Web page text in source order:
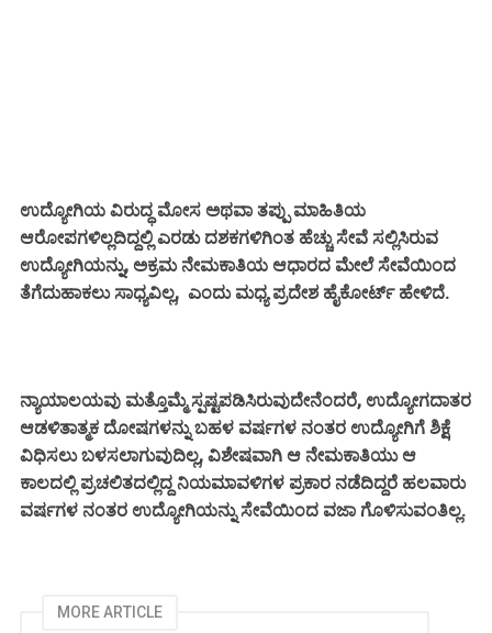
ಉದ್ಯೋಗಿಯ ವಿರುದ್ಧ ಮೋಸ ಅಥವಾ ತಪ್ಪು ಮಾಹಿತಿಯ
ಆರೋಪಗಳಿಲ್ಲದಿದ್ದಲ್ಲಿ ಎರಡು ದಶಕಗಳಿಗಿಂತ ಹೆಚ್ಚು ಸೇವೆ ಸಲ್ಲಿಸಿರುವ
ಉದ್ಯೋಗಿಯನ್ನು, ಅಕ್ರಮ ನೇಮಕಾತಿಯ ಆಧಾರದ ಮೇಲೆ ಸೇವೆಯಿಂದ
ತೆಗೆದುಹಾಕಲು ಸಾಧ್ಯವಿಲ್ಲ, ಎಂದು ಮಧ್ಯ ಪ್ರದೇಶ ಹೈಕೋರ್ಟ್ ಹೇಳಿದೆ.
ನ್ಯಾಯಾಲಯವು ಮತ್ತೊಮ್ಮೆ ಸ್ಪಷ್ಟಪಡಿಸಿರುವುದೇನೆಂದರೆ, ಉದ್ಯೋಗದಾತರ
ಆಡಳಿತಾತ್ಮಕ ದೋಷಗಳನ್ನು ಬಹಳ ವರ್ಷಗಳ ನಂತರ ಉದ್ಯೋಗಿಗೆ ಶಿಕ್ಷೆ
ವಿಧಿಸಲು ಬಳಸಲಾಗುವುದಿಲ್ಲ, ವಿಶೇಷವಾಗಿ ಆ ನೇಮಕಾತಿಯು ಆ
ಕಾಲದಲ್ಲಿ ಪ್ರಚಲಿತದಲ್ಲಿದ್ದ ನಿಯಮಾವಳಿಗಳ ಪ್ರಕಾರ ನಡೆದಿದ್ದರೆ ಹಲವಾರು
ವರ್ಷಗಳ ನಂತರ ಉದ್ಯೋಗಿಯನ್ನು ಸೇವೆಯಿಂದ ವಜಾ ಗೊಳಿಸುವಂತಿಲ್ಲ.
MORE ARTICLE